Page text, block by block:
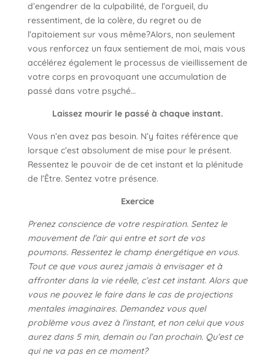
d’engendrer de la culpabilité, de l’orgueil, du
ressentiment, de la colère, du regret ou de
l’apitoiement sur vous même?Alors, non seulement
vous renforcez un faux sentiement de moi, mais vous
accélérez également le processus de vieillissement de
votre corps en provoquant une accumulation de
passé dans votre psyché…
Laissez mourir le passé à chaque instant.
Vous n’en avez pas besoin. N’y faites référence que
lorsque c’est absolument de mise pour le présent.
Ressentez le pouvoir de de cet instant et la plénitude
de l’Être. Sentez votre présence.
Exercice
Prenez conscience de votre respiration. Sentez le
mouvement de l’air qui entre et sort de vos
poumons. Ressentez le champ énergétique en vous.
Tout ce que vous aurez jamais à envisager et à
affronter dans la vie réelle, c’est cet instant. Alors que
vous ne pouvez le faire dans le cas de projections
mentales imaginaires. Demandez vous quel
problème vous avez à l’instant, et non celui que vous
aurez dans 5 min, demain ou l’an prochain. Qu’est ce
qui ne va pas en ce moment?